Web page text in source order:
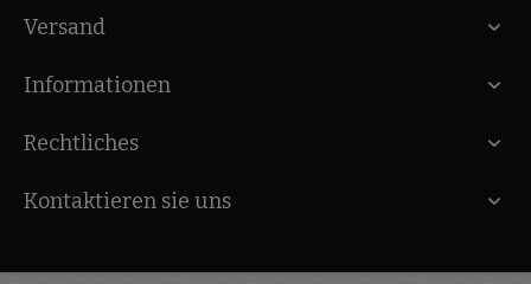
Versand
Informationen
Rechtliches
Kontaktieren sie uns